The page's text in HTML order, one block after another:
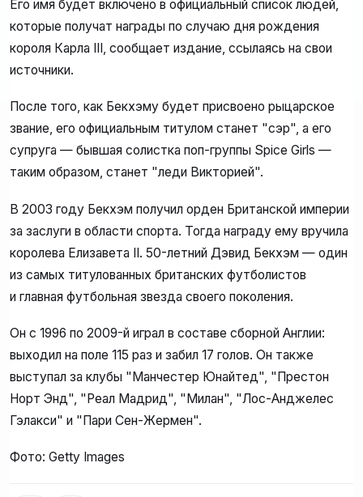
Его имя будет включено в официальный список людей,
которые получат награды по случаю дня рождения
короля Карла III, сообщает издание, ссылаясь на свои
источники.
После того, как Бекхэму будет присвоено рыцарское
звание, его официальным титулом станет "сэр", а его
супруга — бывшая солистка поп-группы Spice Girls —
таким образом, станет "леди Викторией".
В 2003 году Бекхэм получил орден Британской империи
за заслуги в области спорта. Тогда награду ему вручила
королева Елизавета II. 50-летний Дэвид Бекхэм — один
из самых титулованных британских футболистов
и главная футбольная звезда своего поколения.
Он с 1996 по 2009-й играл в составе сборной Англии:
выходил на поле 115 раз и забил 17 голов. Он также
выступал за клубы "Манчестер Юнайтед", "Престон
Норт Энд", "Реал Мадрид", "Милан", "Лос-Анджелес
Гэлакси" и "Пари Сен-Жермен".
Фото: Getty Images